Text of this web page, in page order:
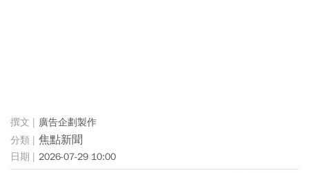
廣告企劃製作
焦點新聞
2026-07-29 10:00